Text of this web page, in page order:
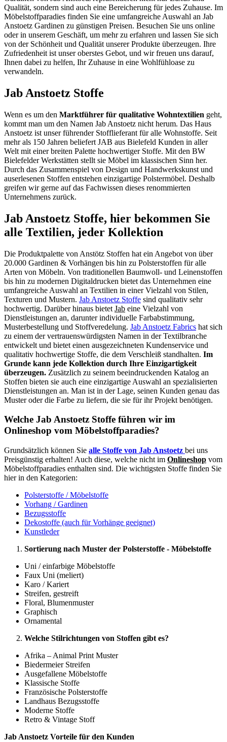
Qualität, sondern sind auch eine Bereicherung für jedes Zuhause. Im
Möbelstoffparadies finden Sie eine umfangreiche Auswahl an Jab
Anstoetz Gardinen zu günstigen Preisen. Besuchen Sie uns online
oder in unserem Geschäft, um mehr zu erfahren und lassen Sie sich
von der Schönheit und Qualität unserer Produkte überzeugen. Ihre
Zufriedenheit ist unser oberstes Gebot, und wir freuen uns darauf,
Ihnen dabei zu helfen, Ihr Zuhause in eine Wohlfühloase zu
verwandeln.
Jab Anstoetz Stoffe
Wenn es um den Marktführer für qualitative Wohntextilien geht,
kommt man um den Namen Jab Anstoetz nicht herum. Das Haus
Anstoetz ist unser führender Stofflieferant für alle Wohnstoffe. Seit
mehr als 150 Jahren beliefert JAB aus Bielefeld Kunden in aller
Welt mit einer breiten Palette hochwertiger Stoffe. Mit den BW
Bielefelder Werkstätten stellt sie Möbel im klassischen Sinn her.
Durch das Zusammenspiel von Design und Handwerkskunst und
auserlesenen Stoffen entstehen einzigartige Polstermöbel. Deshalb
greifen wir gerne auf das Fachwissen dieses renommierten
Unternehmens zurück.
Jab Anstoetz Stoffe, hier bekommen Sie
alle Textilien, jeder Kollektion
Die Produktpalette von Anstötz Stoffen hat ein Angebot von über
20.000 Gardinen & Vorhängen bis hin zu Polsterstoffen für alle
Arten von Möbeln. Von traditionellen Baumwoll- und Leinenstoffen
bis hin zu modernen Digitaldrucken bietet das Unternehmen eine
umfangreiche Auswahl an Textilien in einer Vielzahl von Stilen,
Texturen und Mustern. Jab Anstoetz Stoffe sind qualitativ sehr
hochwertig. Darüber hinaus bietet Jab eine Vielzahl von
Dienstleistungen an, darunter individuelle Farbabstimmung,
Musterbestellung und Stoffveredelung. Jab Anstoetz Fabrics hat sich
zu einem der vertrauenswürdigsten Namen in der Textilbranche
entwickelt und bietet einen ausgezeichneten Kundenservice und
qualitativ hochwertige Stoffe, die dem Verschleiß standhalten. Im
Grunde kann jede Kollektion durch Ihre Einzigartigkeit
überzeugen. Zusätzlich zu seinem beeindruckenden Katalog an
Stoffen bieten sie auch eine einzigartige Auswahl an spezialisierten
Dienstleistungen an. Man ist in der Lage, seinen Kunden genau das
Muster oder die Farbe zu liefern, die sie für ihr Projekt benötigen.
Welche Jab Anstoetz Stoffe führen wir im
Onlineshop vom Möbelstoffparadies?
Grundsätzlich können Sie alle Stoffe von Jab Anstoetz bei uns
Preisgünstig erhalten! Auch diese, welche nicht im Onlineshop vom
Möbelstoffparadies enthalten sind. Die wichtigsten Stoffe finden Sie
hier in den Kategorien:
Polsterstoffe / Möbelstoffe
Vorhang / Gardinen
Bezugsstoffe
Dekostoffe (auch für Vorhänge geeignet)
Kunstleder
Sortierung nach Muster der Polsterstoffe - Möbelstoffe
Uni / einfarbige Möbelstoffe
Faux Uni (meliert)
Karo / Kariert
Streifen, gestreift
Floral, Blumenmuster
Graphisch
Ornamental
Welche Stilrichtungen von Stoffen gibt es?
Afrika – Animal Print Muster
Biedermeier Streifen
Ausgefallene Möbelstoffe
Klassische Stoffe
Französische Polsterstoffe
Landhaus Bezugsstoffe
Moderne Stoffe
Retro & Vintage Stoff
Jab Anstoetz Vorteile für den Kunden